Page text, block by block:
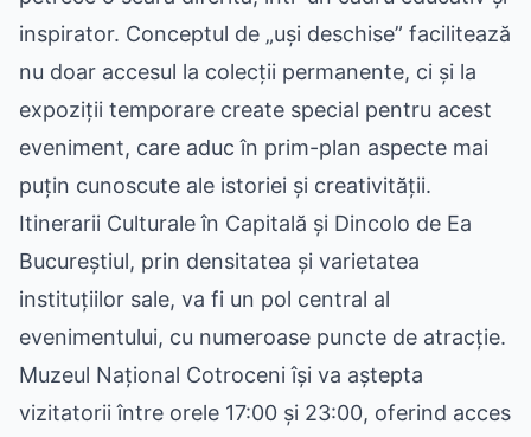
inspirator. Conceptul de „uși deschise” facilitează
nu doar accesul la colecții permanente, ci și la
expoziții temporare create special pentru acest
eveniment, care aduc în prim-plan aspecte mai
puțin cunoscute ale istoriei și creativității.
Itinerarii Culturale în Capitală și Dincolo de Ea
Bucureștiul, prin densitatea și varietatea
instituțiilor sale, va fi un pol central al
evenimentului, cu numeroase puncte de atracție.
Muzeul Național Cotroceni își va aștepta
vizitatorii între orele 17:00 și 23:00, oferind acces